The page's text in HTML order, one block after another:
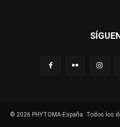
© 2026 PHYTOMA-España. Todos los